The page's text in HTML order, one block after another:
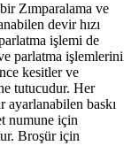
Zımparalama ve
devir hızı
işlemi de
parlatma işlemlerini
kesitler ve
tutucudur. Her
ayarlanabilen baskı
numune için
Broşür için